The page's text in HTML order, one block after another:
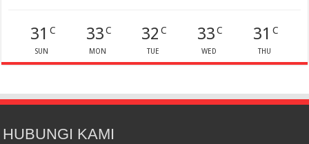
31 C
SUN
33C
MON
32 C
TUE
33C
WED
31 C
THU
HUBUNGI KAMI